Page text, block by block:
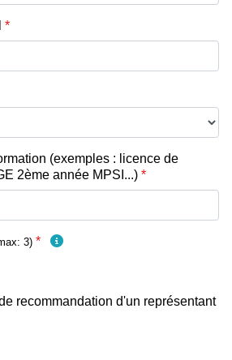
*
(exemples : licence de
2ème année MPSI...) *
3) *
recommandation d'un représentant